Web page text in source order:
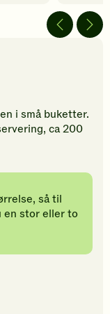
av
5
din
i små buketter.
ca 200
så til
en stor eller to